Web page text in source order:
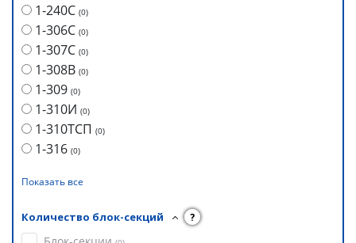
1-240С (0)
1-306С (0)
1-307С (0)
1-308В (0)
1-309 (0)
1-310И (0)
1-310ТСП (0)
1-316 (0)
Показать все
Количество блок-секций ?